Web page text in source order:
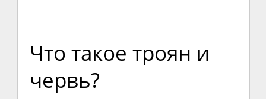
Что такое троян и
червь?